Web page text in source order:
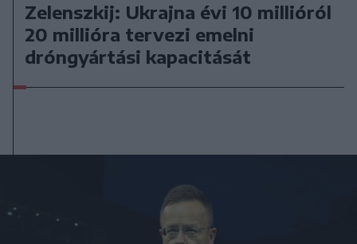
Zelenszkij: Ukrajna évi 10 millióról
20 millióra tervezi emelni
dróngyártási kapacitását